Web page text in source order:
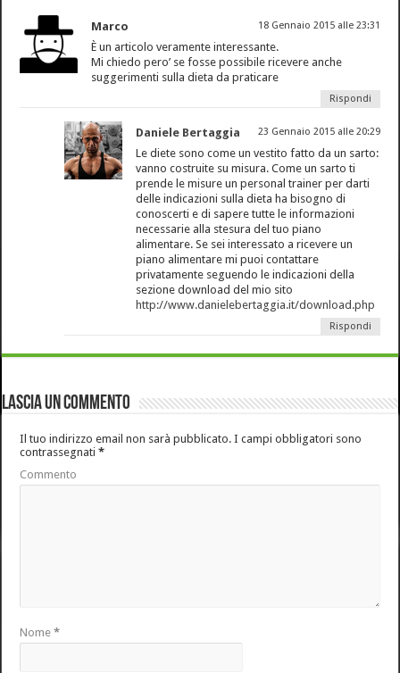
Marco 18 Gennaio 2015 alle 23:31
È un articolo veramente interessante.
Mi chiedo pero’ se fosse possibile ricevere anche
suggerimenti sulla dieta da praticare
Rispondi
Daniele Bertaggia 23 Gennaio 2015 alle 20:29
Le diete sono come un vestito fatto da un sarto:
vanno costruite su misura. Come un sarto ti
prende le misure un personal trainer per darti
delle indicazioni sulla dieta ha bisogno di
conoscerti e di sapere tutte le informazioni
necessarie alla stesura del tuo piano
alimentare. Se sei interessato a ricevere un
piano alimentare mi puoi contattare
privatamente seguendo le indicazioni della
sezione download del mio sito
http://www.danielebertaggia.it/download.php
Rispondi
Lascia un commento
Il tuo indirizzo email non sarà pubblicato. I campi obbligatori sono
contrassegnati*
Commento
Nome*